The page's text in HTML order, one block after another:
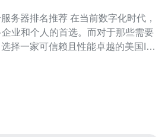
荐 在当前数字化时代，
业和个人的首选。而对于那些需要
择一家可信赖且性能卓越的美国IP
务器供应商，帮助您做出最佳选